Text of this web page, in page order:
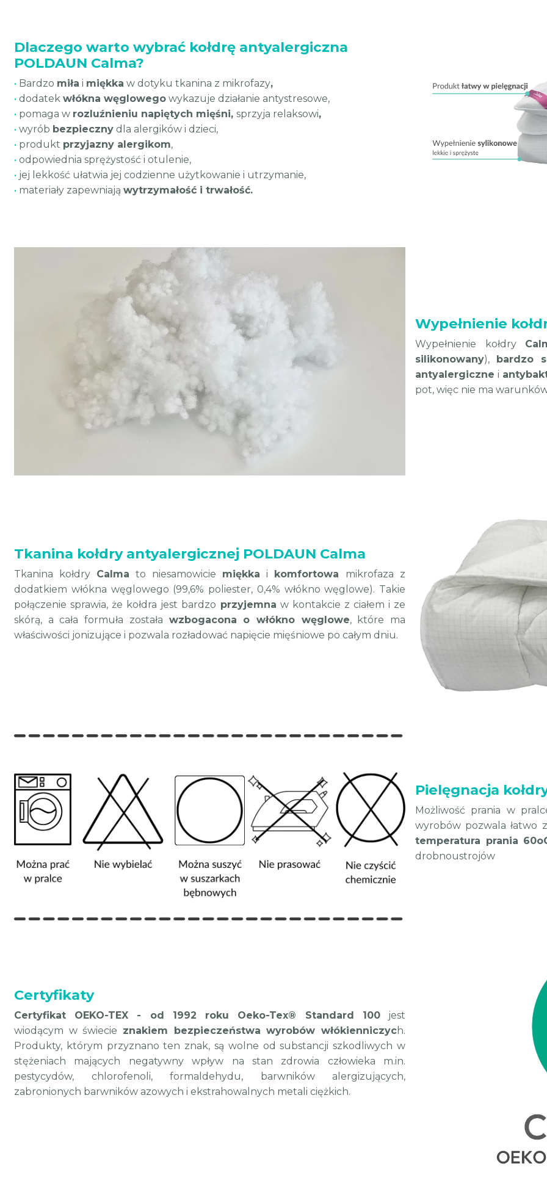
Dlaczego warto wybrać kołdrę antyalergiczna
POLDAUN Calma?
• Bardzo miła i miękka w dotyku tkanina z mikrofazy,
• dodatek włókna węglowego wykazuje działanie antystresowe,
• pomaga w rozluźnieniu napiętych mięśni, sprzyja relaksowi,
• wyrób bezpieczny dla alergików i dzieci,
• produkt przyjazny alergikom,
• odpowiednia sprężystość i otulenie,
• jej lekkość ułatwia jej codzienne użytkowanie i utrzymanie,
• materiały zapewniają wytrzymałość i trwałość.
Wypełnienie
Wypełnienie kołdry
silikonowany), bardzo
antyalergiczne i
pot, więc nie ma
Tkanina kołdry antyalergicznej POLDAUN Calma
Tkanina kołdry Calma to niesamowicie miękka i komfortowa mikrofaza z
dodatkiem włókna węglowego (99,6% poliester, 0,4% włókno węglowe). Takie
połączenie sprawia, że kołdra jest bardzo przyjemna w kontakcie z ciałem i ze
skórą, a cała formuła została wzbogacona o włókno węglowe, które ma
właściwości jonizujące i pozwala rozładować napięcie mięśniowe po całym dniu.
Pielęgnacja
Możliwość prania w
wyrobów pozwala łatwo
temperatura prania
drobnoustrojów
Certyfikaty
Certyfikat OEKO-TEX - od 1992 roku Oeko-Tex® Standard 100jest
wiodącym w świecie znakiem bezpieczeństwa wyrobów włókienniczych.
Produkty, którym przyznano ten znak, są wolne od substancji szkodliwych w
stężeniach mających negatywny wpływ na stan zdrowia człowieka m.in.
pestycydów, chlorofenoli, formaldehydu, barwników alergizujących,
zabronionych barwników azowych i ekstrahowalnych metali ciężkich.